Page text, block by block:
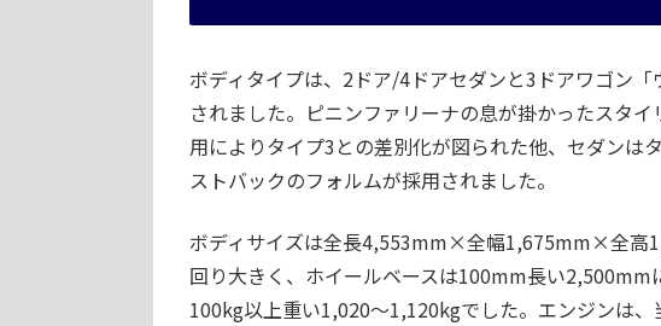
ボディタイプは、2ドア/4ドアセダンと3ドアワゴン
されました。ピニンファリーナの息が掛かったスタ
用によりタイプ3との差別化が図られた他、セダンは
ストバックのフォルムが採用されました。
ボディサイズは全長4,553mm×全幅1,675mm×全高
回り大きく、ホイールベースは100mm長い2,500mm
100kg以上重い1,020～1,120kgでした。エンジンは